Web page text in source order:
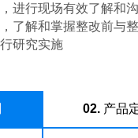
进行现场有效了解和
了解和掌握整改前与
研究实施
02. 产品